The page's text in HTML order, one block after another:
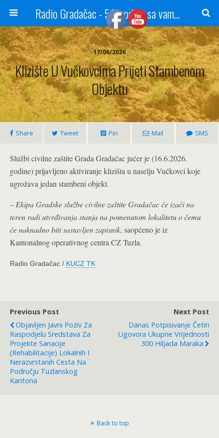
Radio Gradačac - 56 godina sa vama...
17/06/2026
Klizište U Vučkovcima Prijeti Stambenom
Objektu
Share Tweet Pin Mail SMS
Službi civilne zaštite Grada Gradačac jučer je (16.6.2026.
godine) prijavljeno aktiviranje klizišta u naselju Vučkovci koje
ugrožava jedan stambeni objekt.
– Ekipa Gradske službe civilne zaštite Gradačac će izaći na
teren radi utvrđivanja stanja na pomenutom lokalitetu o čemu
će naknadno biti sastavljen zapisnik, saopćeno je iz
Kantonalnog operativnog centra CZ Tuzla.
Radio Gradačac / KUCZ TK
Previous Post
Objavljen Javni Poziv Za
Raspodjelu Sredstava Za
Projekte Sanacije
(rehabilitacije) Lokalnih I
Nerazvrstanih Cesta Na
Području Tuzlanskog
Kantona
Next Post
Danas Potpisivanje Četiri
Ugovora Ukupne Vrijednosti
300 Hiljada Maraka
Back to top